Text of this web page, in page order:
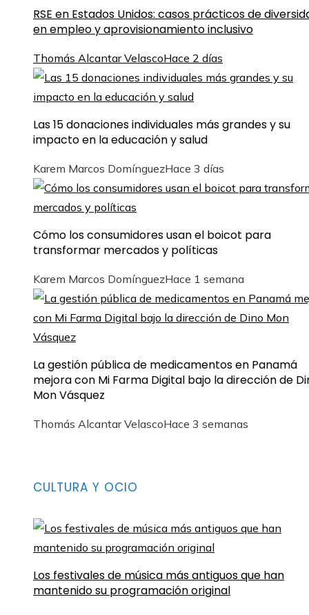
RSE en Estados Unidos: casos prácticos de
en empleo y aprovisionamiento inclusivo
Thomás Alcantar VelascoHace 2 días
Las 15 donaciones individuales más grandes y su
impacto en la educación y salud
Karem Marcos DomínguezHace 3 días
Cómo los consumidores usan el boicot para
transformar mercados y políticas
Karem Marcos DomínguezHace 1 semana
La gestión pública de medicamentos en Panamá
mejora con Mi Farma Digital bajo la dirección de
Mon Vásquez
Thomás Alcantar VelascoHace 3 semanas
CULTURA Y OCIO
Los festivales de música más antiguos que han
mantenido su programación original